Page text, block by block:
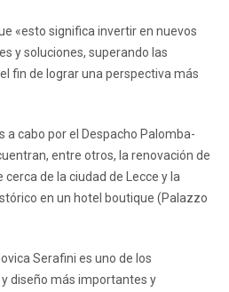
«esto significa invertir en nuevos
y soluciones, superando las
fin de lograr una perspectiva más
a cabo por el Despacho Palomba-
entre otros, la renovación de
de la ciudad de Lecce y la
en un hotel boutique (Palazzo
Serafini es uno de los
diseño más importantes y